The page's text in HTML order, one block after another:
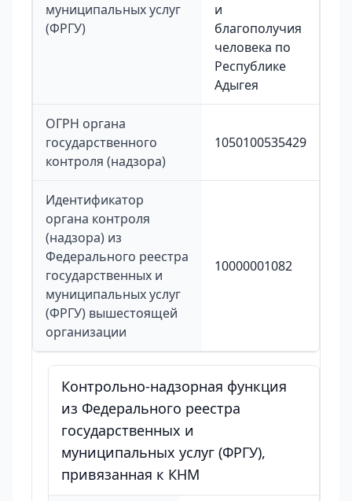
муниципальных услуг
(ФРГУ)
и
благополучия
человека по
Республике
Адыгея
ОГРН органа
государственного
контроля (надзора)
1050100535429
Идентификатор
органа контроля
(надзора) из
Федерального реестра
государственных и
муниципальных услуг
(ФРГУ) вышестоящей
организации
10000001082
Контрольно-надзорная функция
из Федерального реестра
государственных и
муниципальных услуг (ФРГУ),
привязанная к КНМ